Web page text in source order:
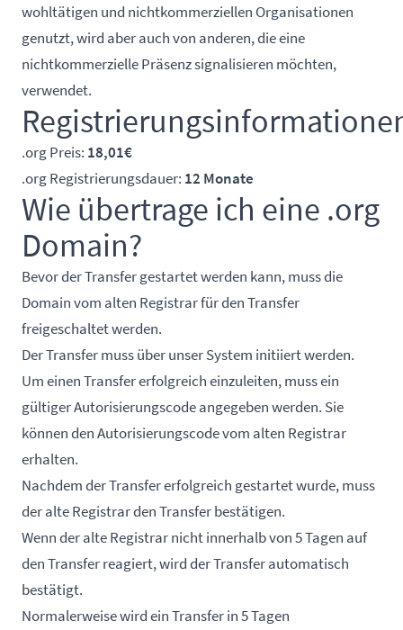
wohltätigen und nichtkommerziellen Organisationen
genutzt, wird aber auch von anderen, die eine
nichtkommerzielle Präsenz signalisieren möchten,
verwendet.
.org Preis: 18,01€
.org Registrierungsdauer: 12 Monate
Wie übertrage ich eine .org
Domain?
Bevor der Transfer gestartet werden kann, muss die
Domain vom alten Registrar für den Transfer
freigeschaltet werden.
Der Transfer muss über unser System initiiert werden.
Um einen Transfer erfolgreich einzuleiten, muss ein
gültiger Autorisierungscode angegeben werden. Sie
können den Autorisierungscode vom alten Registrar
erhalten.
Nachdem der Transfer erfolgreich gestartet wurde, muss
der alte Registrar den Transfer bestätigen.
Wenn der alte Registrar nicht innerhalb von 5 Tagen auf
den Transfer reagiert, wird der Transfer automatisch
bestätigt.
Normalerweise wird ein Transfer in 5 Tagen